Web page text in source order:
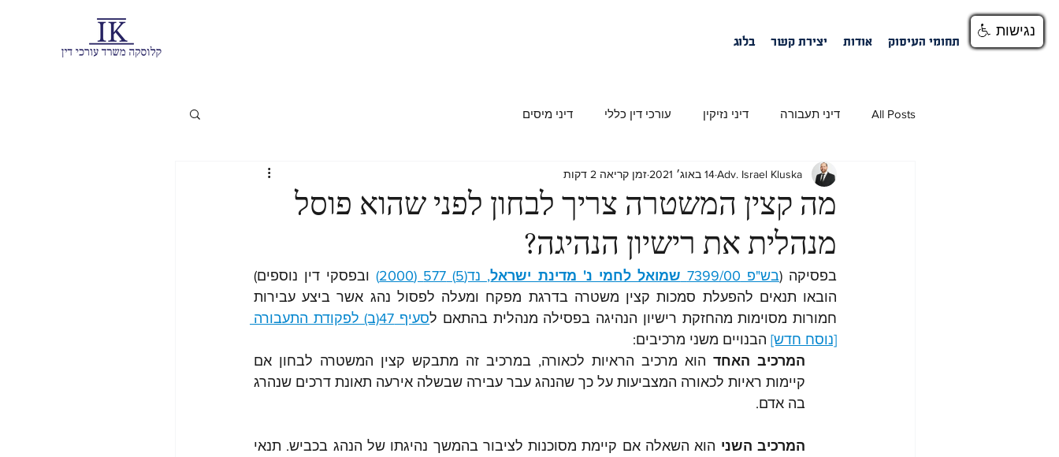
בית תחומי העיסוק אודות יצירת קשר בלוג
All Posts דיני תעבורה דיני נזיקין עורכי דין כללי דיני מיסים
מה קצין המשטרה צריך לבחון לפני שהוא פוסל
מנהלית את רישיון הנהיגה?
Adv. Israel Kluska14 באוג׳ 2021 זמן קריאה 2 דקות
בפסיקה (בש"פ 7399/00 שמואל לחמי נ' מדינת ישראל, נד(5) 577 (2000)
חמורות מסוימות מהחזקת רישיון הנהיגה בפסילה מנהלית בהתאם ל
[נוסח חדש] הבנויים משני מרכיבים:
המרכיב האחד
בה אדם.
המרכיב השני
נגישות
נגישות
נגישות